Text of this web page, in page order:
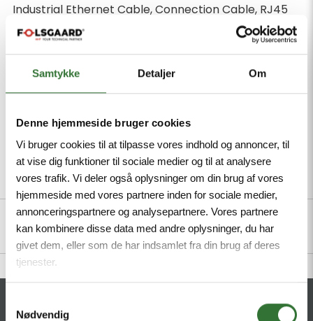
Samtykke Detaljer Om
Denne hjemmeside bruger cookies
Vi bruger cookies til at tilpasse vores indhold og annoncer, til
at vise dig funktioner til sociale medier og til at analysere
vores trafik. Vi deler også oplysninger om din brug af vores
hjemmeside med vores partnere inden for sociale medier,
annonceringspartnere og analysepartnere. Vores partnere
kan kombinere disse data med andre oplysninger, du har
givet dem, eller som de har indsamlet fra din brug af deres
tjenester.
Nødvendig
Industrial Ethernet Cable, Connection Cable, RJ45
male connector, straight, 8-pin, Cable length: 0.2 m,
RJ45 male connector, straight, 8-pin
Minimum order quantity: 1
Description Specifications Files
CONTACT